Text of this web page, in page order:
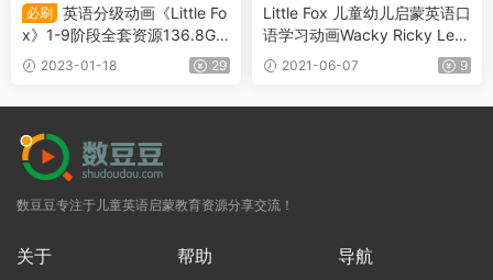
必刷 英语分级动画《Little Fo
x》1-9阶段全套资源136.8G
（视频+音频+PDF+单词表）
2023-01-18 29
Little Fox 儿童幼儿启蒙英语口
语学习动画Wacky Ricky Lev
el 2 100集
2021-06-07 9
数豆豆专注于儿童英语启蒙教育资源分享交流！
关于 帮助 导航